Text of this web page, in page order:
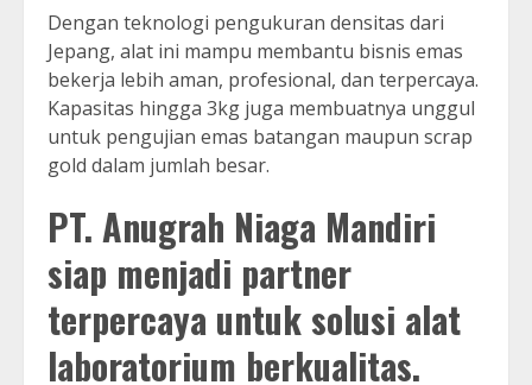
Dengan teknologi pengukuran densitas dari
Jepang, alat ini mampu membantu bisnis emas
bekerja lebih aman, profesional, dan terpercaya.
Kapasitas hingga 3kg juga membuatnya unggul
untuk pengujian emas batangan maupun scrap
gold dalam jumlah besar.
PT. Anugrah Niaga Mandiri
siap menjadi partner
terpercaya untuk solusi alat
laboratorium berkualitas.